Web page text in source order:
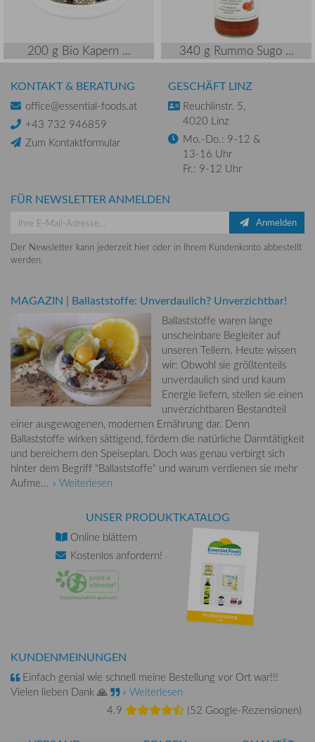
200 g Bio Kapern ... 340 g Rummo Sugo ...
KONTAKT & BERATUNG
office@essential-foods.at
+43 732 946859
Zum Kontaktformular
GESCHÄFT LINZ
Reuchlinstr. 5,
4020 Linz
Mo.-Do.: 9-12 &
13-16 Uhr
Fr.: 9-12 Uhr
FÜR NEWSLETTER ANMELDEN
Anmelden
Der Newsletter kann jederzeit hier oder in Ihrem Kundenkonto abbestellt
werden.
MAGAZIN | Ballaststoffe: Unverdaulich? Unverzichtbar!
Ballaststoffe waren lange
unscheinbare Begleiter auf
unseren Tellern. Heute wissen
wir: Obwohl sie größtenteils
unverdaulich sind und kaum
Energie liefern, stellen sie einen
unverzichtbaren Bestandteil
einer ausgewogenen, modernen Ernährung dar. Denn
Ballaststoffe wirken sättigend, fördern die natürliche Darmtätigkeit
und bereichern den Speiseplan. Doch was genau verbirgt sich
hinter dem Begriff "Ballaststoffe" und warum verdienen sie mehr
Aufme... » Weiterlesen
UNSER PRODUKTKATALOG
Online blättern
Kostenlos anfordern!
KUNDENMEINUNGEN
Einfach genial wie schnell meine Bestellung vor Ort war!!!
Vielen lieben Dank 🙏
» Weiterlesen
4.9
(52 Google-Rezensionen)